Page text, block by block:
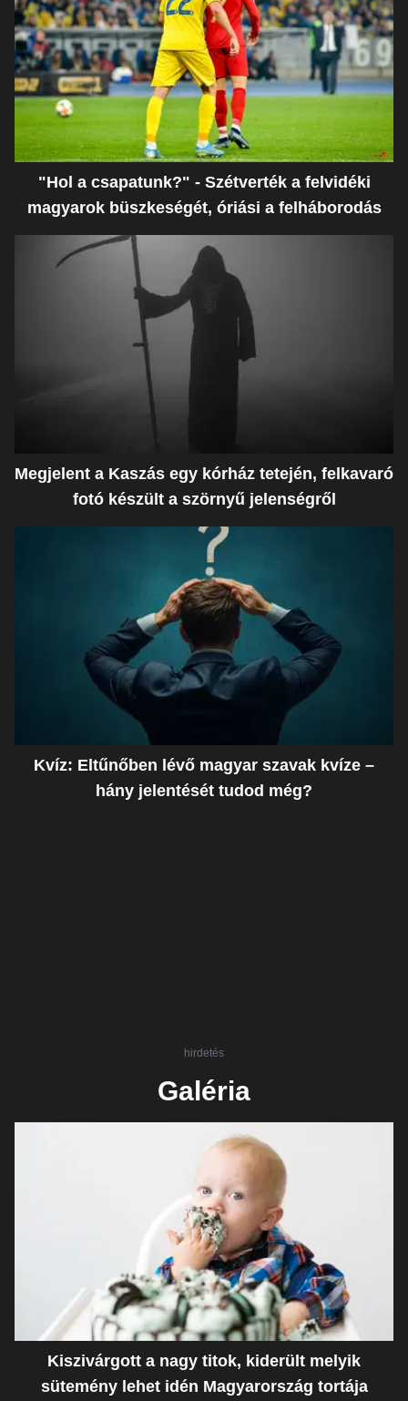
"Hol a csapatunk?" - Szétverték a felvidéki
magyarok büszkeségét, óriási a felháborodás
Megjelent a Kaszás egy kórház tetején, felkavaró
fotó készült a szörnyű jelenségről
Kvíz: Eltűnőben lévő magyar szavak kvíze –
hány jelentését tudod még?
hirdetés
Galéria
Kiszivárgott a nagy titok, kiderült melyik
sütemény lehet idén Magyarország tortája